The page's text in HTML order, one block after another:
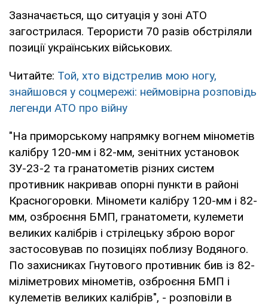
Зазначається, що ситуація у зоні АТО
загострилася. Терористи 70 разів обстріляли
позиції українських військових.
Читайте: Той, хто відстрелив мою ногу,
знайшовся у соцмережі: неймовірна розповідь
легенди АТО про війну
"На приморському напрямку вогнем мінометів
калібру 120-мм і 82-мм, зенітних установок
ЗУ-23-2 та гранатометів різних систем
противник накривав опорні пункти в районі
Красногоровки. Міномети калібру 120-мм і 82-
мм, озброєння БМП, гранатомети, кулемети
великих калібрів і стрілецьку зброю ворог
застосовував по позиціях поблизу Водяного.
По захисниках Гнутового противник бив із 82-
міліметрових мінометів, озброєння БМП і
кулеметів великих калібрів", - розповіли в